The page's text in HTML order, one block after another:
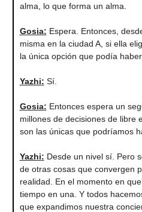
alma, lo que forma un alma.
Gosia: Espera. Entonces,
misma en la ciudad A, si ella
la única opción que podía
Yazhi: Sí.
Gosia: Entonces espera un
millones de decisiones de libre
son las únicas que podríamos
Yazhi: Desde un nivel sí. Pero
de otras cosas que convergen
realidad. En el momento en
tiempo en una. Y todos
que expandimos nuestra